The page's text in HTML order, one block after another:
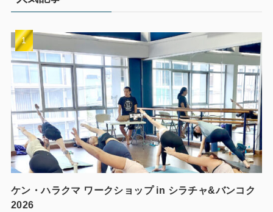
ケン・ハラクマ ワークショップ in シラチャ&バンコク
2026